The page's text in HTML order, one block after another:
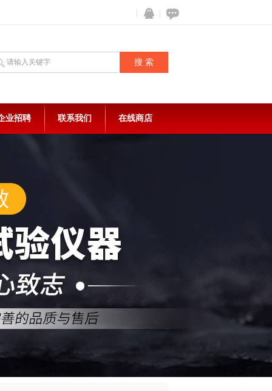
在线咨
QQ
业招聘 联系我们 在线商店